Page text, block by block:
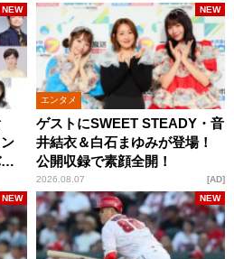
NEW
エンタメ
ゲストにSWEET STEADY・音
井結衣＆白石まゆみが登場！
公開収録で素顔全開！
2026.08.07
NEW
AD
NEW NEW